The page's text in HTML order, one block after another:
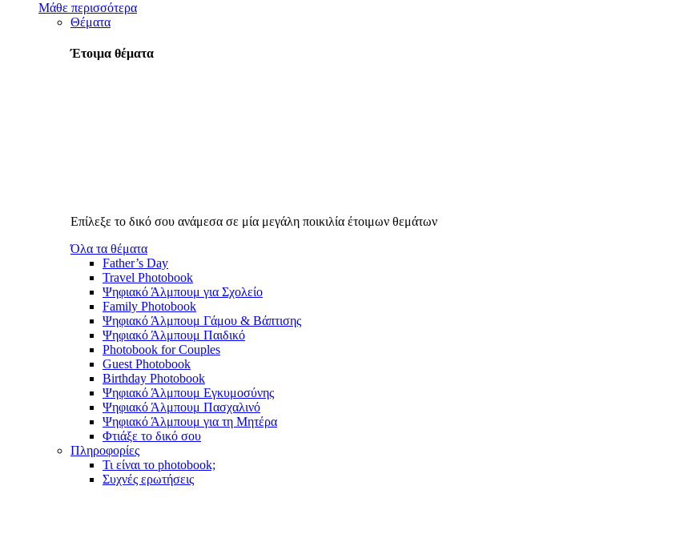
Μάθε περισσότερα
Θέματα
Έτοιμα θέματα
Επίλεξε το δικό σου ανάμεσα σε μία μεγάλη ποικιλία έτοιμων θεμάτων
Όλα τα θέματα
Father’s Day
Travel Photobook
Ψηφιακό Άλμπουμ για Σχολείο
Family Photobook
Ψηφιακό Άλμπουμ Γάμου & Βάπτισης
Ψηφιακό Άλμπουμ Παιδικό
Photobook for Couples
Guest Photobook
Birthday Photobook
Ψηφιακό Άλμπουμ Εγκυμοσύνης
Ψηφιακό Άλμπουμ Πασχαλινό
Ψηφιακό Άλμπουμ για τη Μητέρα
Φτιάξε το δικό σου
Πληροφορίες
Τι είναι το photobook;
Συχνές ερωτήσεις